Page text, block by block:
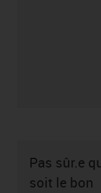
Pas sûr.e
soit le bon